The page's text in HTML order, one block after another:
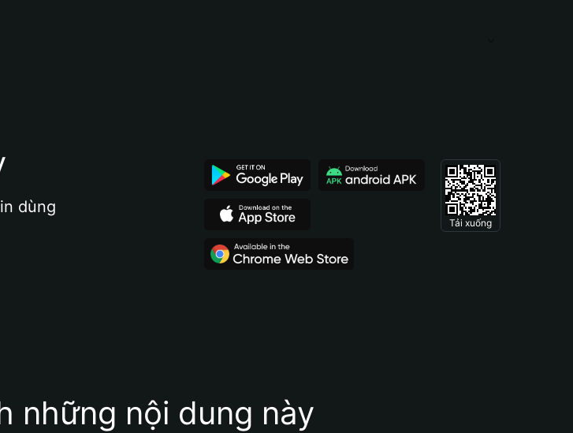
dùng
Tải xuống
những nội dung này